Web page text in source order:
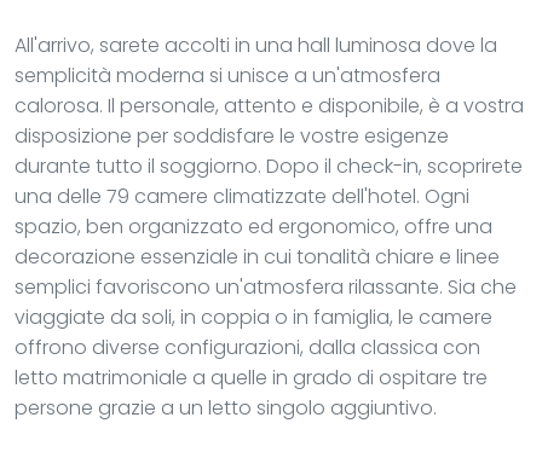
All'arrivo, sarete accolti in una hall luminosa dove la
semplicità moderna si unisce a un'atmosfera
calorosa. Il personale, attento e disponibile, è a vostra
disposizione per soddisfare le vostre esigenze
durante tutto il soggiorno. Dopo il check-in, scoprirete
una delle 79 camere climatizzate dell'hotel. Ogni
spazio, ben organizzato ed ergonomico, offre una
decorazione essenziale in cui tonalità chiare e linee
semplici favoriscono un'atmosfera rilassante. Sia che
viaggiate da soli, in coppia o in famiglia, le camere
offrono diverse configurazioni, dalla classica con
letto matrimoniale a quelle in grado di ospitare tre
persone grazie a un letto singolo aggiuntivo.